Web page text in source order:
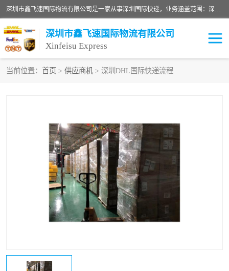
深圳市鑫飞速国际物流有限公司是一家从事深圳国际快递，业务涵盖范围：深圳DHL国际快递、深圳国际快递公司、深圳国际物流公司、深圳国际快递、深圳DHL国际快递电话可拨打全国服务热线：15019287411。欢迎各位亲来人来电到我司洽谈合作。
深圳市鑫飞速国际物流有限公司
Xinfeisu Express
当前位置： 首页 > 供应商机 > 深圳DHL国际快递流程
深圳DHL国际快递 伊朗快递
UPS国际快递 深圳国际快递公司
深圳国际物流公司 深圳国际快递电话
DHL国际快递电话 深圳国际快递